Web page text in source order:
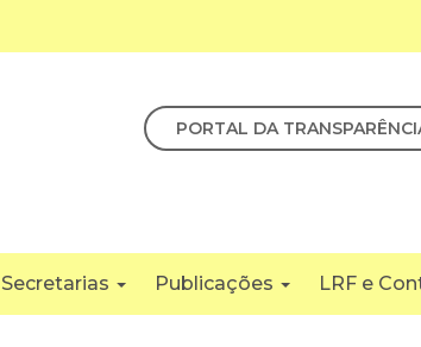
PORTAL DA
Secretarias Publicações LRF e